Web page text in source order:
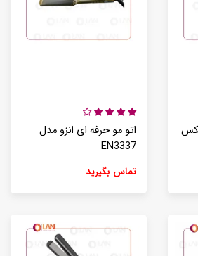
اتو مو حرفه ای انزو مدل
EN3337
تماس بگیرید